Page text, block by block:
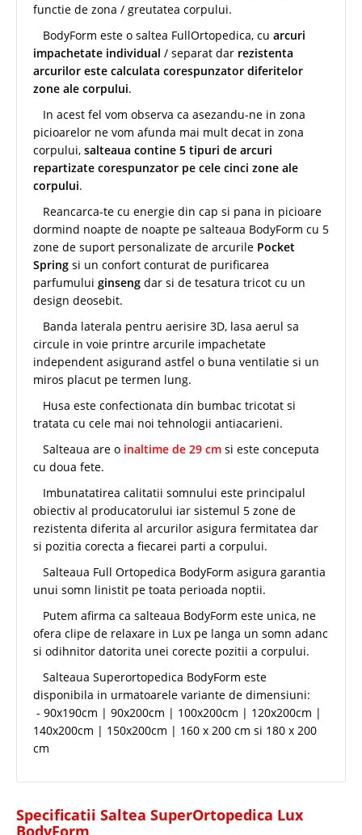
functie de zona / greutatea corpului.
BodyForm este o saltea FullOrtopedica, cu arcuri
impachetate individual / separat dar rezistenta
arcurilor este calculata corespunzator diferitelor
zone ale corpului.
In acest fel vom observa ca asezandu-ne in zona
picioarelor ne vom afunda mai mult decat in zona
corpului, salteaua contine 5 tipuri de arcuri
repartizate corespunzator pe cele cinci zone ale
corpului.
Reancarca-te cu energie din cap si pana in picioare
dormind noapte de noapte pe salteaua BodyForm cu 5
zone de suport personalizate de arcurile Pocket
Spring si un confort conturat de purificarea
parfumului ginseng dar si de tesatura tricot cu un
design deosebit.
Banda laterala pentru aerisire 3D, lasa aerul sa
circule in voie printre arcurile impachetate
independent asigurand astfel o buna ventilatie si un
miros placut pe termen lung.
Husa este confectionata din bumbac tricotat si
tratata cu cele mai noi tehnologii antiacarieni.
Salteaua are o inaltime de 29 cm si este conceputa
cu doua fete.
Imbunatatirea calitatii somnului este principalul
obiectiv al producatorului iar sistemul 5 zone de
rezistenta diferita al arcurilor asigura fermitatea dar
si pozitia corecta a fiecarei parti a corpului.
Salteaua Full Ortopedica BodyForm asigura garantia
unui somn linistit pe toata perioada noptii.
Putem afirma ca salteaua BodyForm este unica, ne
ofera clipe de relaxare in Lux pe langa un somn adanc
si odihnitor datorita unei corecte pozitii a corpului.
Salteaua Superortopedica BodyForm este
disponibila in urmatoarele variante de dimensiuni:
- 90x190cm | 90x200cm | 100x200cm | 120x200cm |
140x200cm | 150x200cm | 160 x 200 cm si 180 x 200
cm
Specificatii Saltea SuperOrtopedica Lux
BodyForm